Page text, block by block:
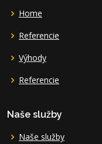
Home
Referencie
Výhody
Referencie
Naše služby
Naše služby